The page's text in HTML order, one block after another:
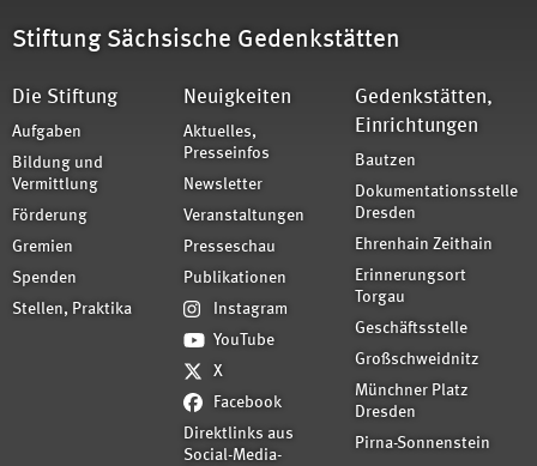
Stiftung Sächsische Gedenkstätten
Die Stiftung
Aufgaben
Bildung und
Vermittlung
Förderung
Gremien
Spenden
Stellen, Praktika
Neuigkeiten
Aktuelles,
Presseinfos
Newsletter
Veranstaltungen
Presseschau
Publikationen
Instagram
YouTube
X
Facebook
Direktlinks aus
Social-Media-
Gedenkstätten,
Einrichtungen
Bautzen
Dokumentationsstelle
Dresden
Ehrenhain Zeithain
Erinnerungsort
Torgau
Geschäftsstelle
Großschweidnitz
Münchner Platz
Dresden
Pirna-Sonnenstein